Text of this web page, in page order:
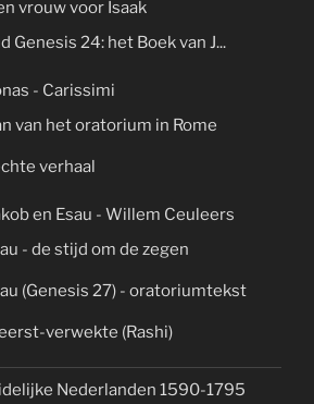
vrouw voor Isaak
Genesis 24: het Boek van J...
- Carissimi
van het oratorium in Rome
verhaal
en Esau - Willem Ceuleers
- de stijd om de zegen
(Genesis 27) - oratoriumtekst
verwekte (Rashi)
Nederlanden 1590-1795